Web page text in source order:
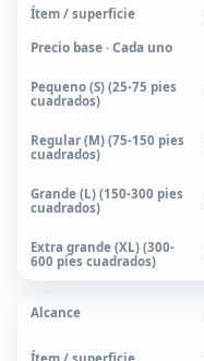
Precio base · Cada uno